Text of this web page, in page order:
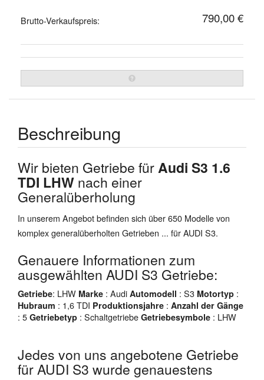
Brutto-Verkaufspreis: 790,00 €
Beschreibung
Wir bieten Getriebe fürAudi S3 1.6
TDI LHW nach einer
Generalüberholung
In unserem Angebot befinden sich über 650 Modelle von
komplex generalüberholten Getrieben ... für AUDI S3.
Genauere Informationen zum
ausgewählten AUDI S3 Getriebe:
Getriebe: LHW Marke : Audi Automodell : S3 Motortyp :
Hubraum : 1,6 TDI Produktionsjahre : Anzahl der Gänge
: 5 Getriebetyp : Schaltgetriebe Getriebesymbole : LHW
Jedes von uns angebotene Getriebe
für AUDI S3 wurde genauestens